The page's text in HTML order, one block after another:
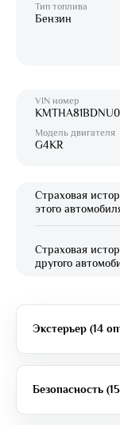
Тип топлива
Бензин
VIN номер
Модель двигателя
G4KR
Страховая
этого
Страховая
другого
Экстерьер (14
Безопасность